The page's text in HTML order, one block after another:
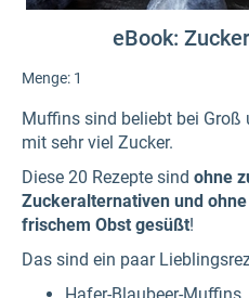
eBook:
Menge: 1
Muffins sind beliebt bei Groß
mit sehr viel Zucker.
Diese 20 Rezepte sind ohne
Zuckeralternativen und
frischem Obst gesüßt!
Das sind ein paar